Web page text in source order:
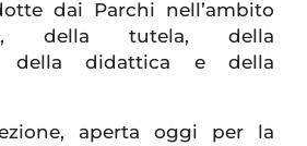
dai Parchi nell’ambito
della tutela, della
della didattica e della
aperta oggi per la